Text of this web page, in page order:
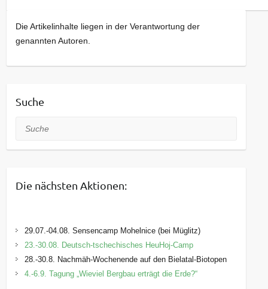
Die Artikelinhalte liegen in der Verantwortung der
genannten Autoren.
Suche
Suche
Die nächsten Aktionen:
29.07.-04.08. Sensencamp Mohelnice (bei Müglitz)
23.-30.08. Deutsch-tschechisches HeuHoj-Camp
28.-30.8. Nachmäh-Wochenende auf den Bielatal-Biotopen
4.-6.9. Tagung „Wieviel Bergbau erträgt die Erde?“